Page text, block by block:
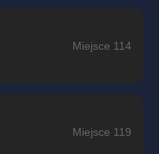
Miejsce 114
Miejsce 119